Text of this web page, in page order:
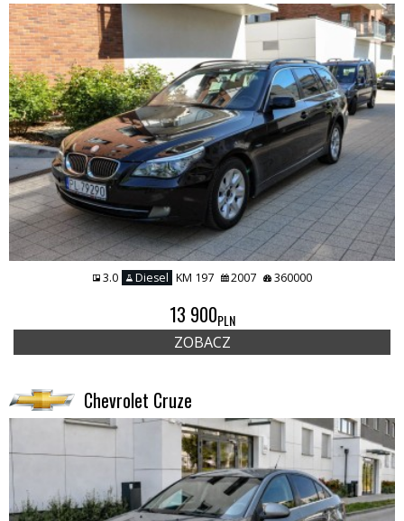
3.0 Diesel KM 197 2007 360000
13 900PLN
ZOBACZ
Chevrolet Cruze